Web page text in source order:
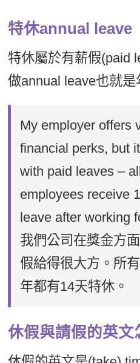
特休annual leave
特休屬於有薪假(paid
做annual leave也就是
My employer offers
financial perks, but
with paid leaves –
employees receive
leave after working
我們公司在獎金方
假給得很大方。所
年都有14天特休。
休假與請假的英文